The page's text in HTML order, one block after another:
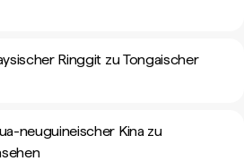
Ringgit zu Tongaischer
neuguineischer Kina zu